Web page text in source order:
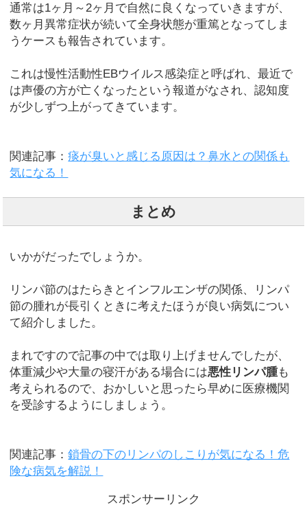
通常は1ヶ月～2ヶ月で自然に良くなっていきますが、
数ヶ月異常症状が続いて全身状態が重篤となってしま
うケースも報告されています。
これは慢性活動性EBウイルス感染症と呼ばれ、最近で
は声優の方が亡くなったという報道がなされ、認知度
が少しずつ上がってきています。
関連記事：痰が臭いと感じる原因は？鼻水との関係も
気になる！
まとめ
いかがだったでしょうか。
リンパ節のはたらきとインフルエンザの関係、リンパ
節の腫れが長引くときに考えたほうが良い病気につい
て紹介しました。
まれですので記事の中では取り上げませんでしたが、
体重減少や大量の寝汗がある場合には悪性リンパ腫も
考えられるので、おかしいと思ったら早めに医療機関
を受診するようにしましょう。
関連記事：鎖骨の下のリンパのしこりが気になる！危
険な病気を解説！
スポンサーリンク